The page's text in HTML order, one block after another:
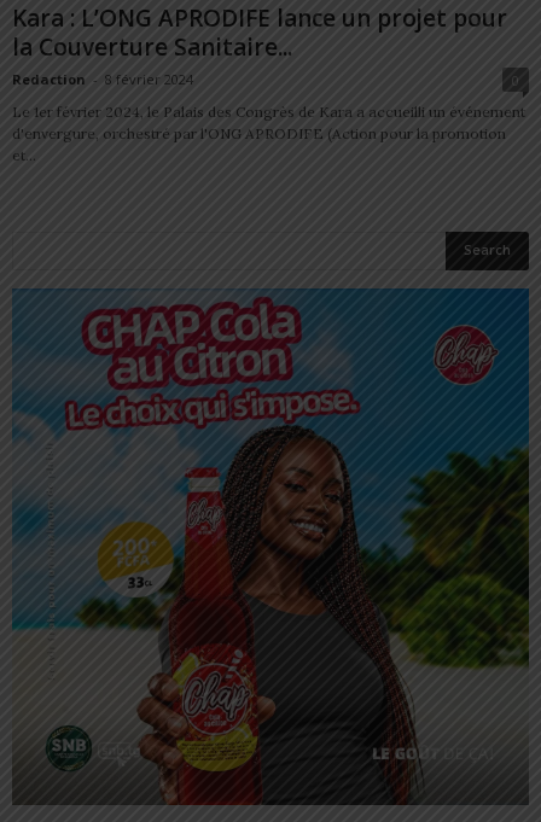
Kara : L’ONG APRODIFE lance un projet pour
la Couverture Sanitaire...
Redaction - 8 février 2024
0
Le 1er février 2024, le Palais des Congrès de Kara a accueilli un événement
d'envergure, orchestré par l'ONG APRODIFE (Action pour la promotion
et...